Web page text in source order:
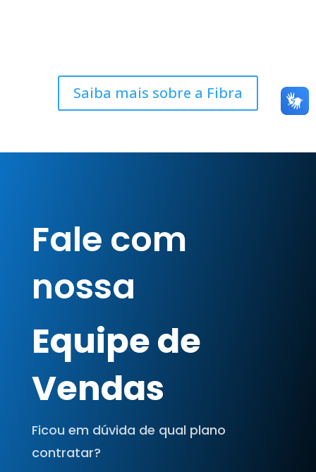
Saiba mais sobre a Fibra
Fale com
nossa
Equipe de
Vendas
Ficou em dúvida de qual plano
contratar?